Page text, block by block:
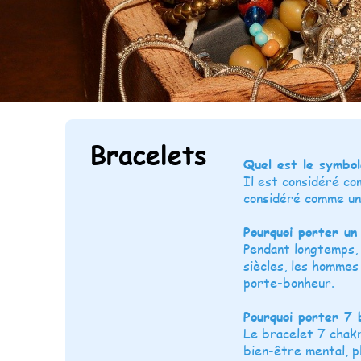
Bracelets
Quel est le
Il est considéré
considéré comme
Pourquoi porter
Pendant
siècles, les
porte-bonheur.
Pourquoi porter 7
Le bracelet 7
bien-être mental,